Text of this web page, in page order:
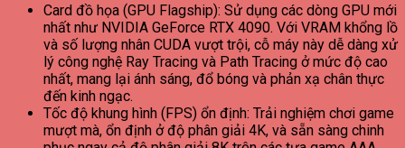
Card đồ họa (GPU Flagship): Sử dụng các dòng GPU mới
nhất như NVIDIA GeForce RTX 4090. Với VRAM khổng lồ
và số lượng nhân CUDA vượt trội, cỗ máy này dễ dàng xử
lý công nghệ Ray Tracing và Path Tracing ở mức độ cao
nhất, mang lại ánh sáng, đổ bóng và phản xạ chân thực
đến kinh ngạc.
Tốc độ khung hình (FPS) ổn định: Trải nghiệm chơi game
mượt mà, ổn định ở độ phân giải 4K, và sẵn sàng chinh